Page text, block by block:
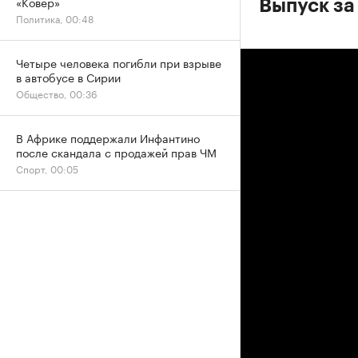
Выпуск
Политика, 00:48
Четыре человека погибли при взрыве
в автобусе в Сирии
Общество, 00:36
В Африке поддержали Инфантино
после скандала с продажей прав ЧМ
Спорт, 00:05